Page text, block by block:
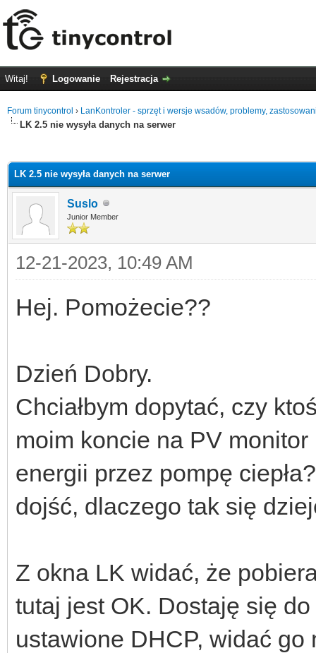
Witaj! Logowanie Rejestracja
Forum tinycontrol › LanKontroler - sprzęt i wersje wsadów, problemy,
LK 2.5 nie wysyła danych na serwer
LK 2.5 nie wysyła danych na serwer
Suslo
Junior Member
12-21-2023, 10:49 AM
Hej. Pomożecie??
Dzień Dobry.
Chciałbym dopytać, czy
moim koncie na PV
energii przez pompę
dojść, dlaczego tak się
Z okna LK widać, że
tutaj jest OK. Dostaję się
ustawione DHCP, widać go